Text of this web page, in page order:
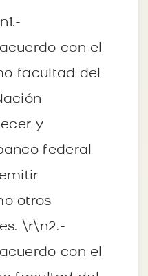
con el
facultad del
y
federal
otros
\r\n2.-
con el